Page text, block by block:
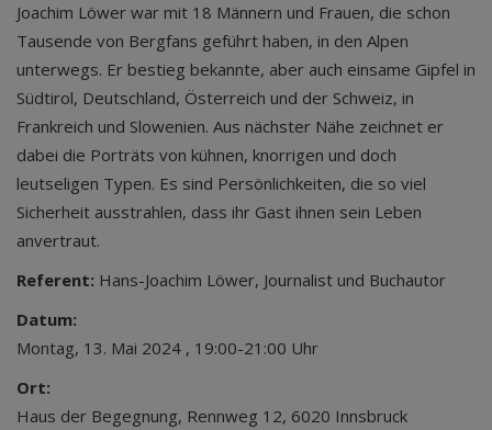
Joachim Löwer war mit 18 Männern und Frauen, die schon
Tausende von Bergfans geführt haben, in den Alpen
unterwegs. Er bestieg bekannte, aber auch einsame Gipfel in
Südtirol, Deutschland, Österreich und der Schweiz, in
Frankreich und Slowenien. Aus nächster Nähe zeichnet er
dabei die Porträts von kühnen, knorrigen und doch
leutseligen Typen. Es sind Persönlichkeiten, die so viel
Sicherheit ausstrahlen, dass ihr Gast ihnen sein Leben
anvertraut.
Referent: Hans-Joachim Löwer, Journalist und Buchautor
Datum:
Montag, 13. Mai 2024 , 19:00-21:00 Uhr
Ort:
Haus der Begegnung, Rennweg 12, 6020 Innsbruck